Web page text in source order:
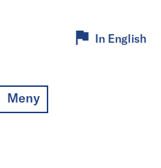
In English
Meny